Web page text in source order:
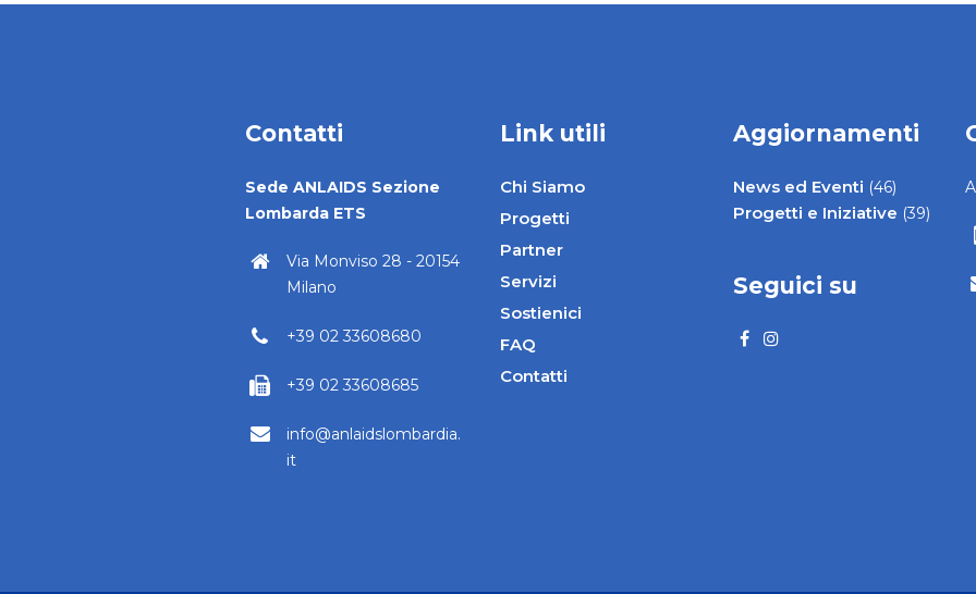
Contatti
Sede ANLAIDS Sezione
Lombarda ETS
Via Monviso 28 - 20154
Milano
+39 02 33608680
+39 02 33608685
info@anlaidslombardia.
it
Link utili
Chi Siamo
Progetti
Partner
Servizi
Sostienici
FAQ
Contatti
Aggiornamenti
News ed Eventi (46)
Progetti e Iniziative (39)
Seguici su